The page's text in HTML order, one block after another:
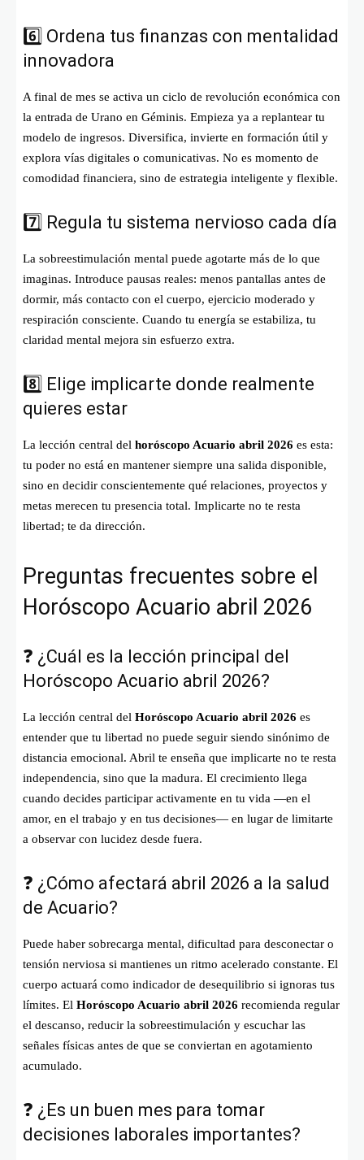
6️⃣ Ordena tus finanzas con mentalidad
innovadora
A final de mes se activa un ciclo de revolución económica con
la entrada de Urano en Géminis. Empieza ya a replantear tu
modelo de ingresos. Diversifica, invierte en formación útil y
explora vías digitales o comunicativas. No es momento de
comodidad financiera, sino de estrategia inteligente y flexible.
7️⃣ Regula tu sistema nervioso cada día
La sobreestimulación mental puede agotarte más de lo que
imaginas. Introduce pausas reales: menos pantallas antes de
dormir, más contacto con el cuerpo, ejercicio moderado y
respiración consciente. Cuando tu energía se estabiliza, tu
claridad mental mejora sin esfuerzo extra.
8️⃣ Elige implicarte donde realmente
quieres estar
La lección central del horóscopo Acuario abril 2026 es esta:
tu poder no está en mantener siempre una salida disponible,
sino en decidir conscientemente qué relaciones, proyectos y
metas merecen tu presencia total. Implicarte no te resta
libertad; te da dirección.
Preguntas frecuentes sobre el
Horóscopo Acuario abril 2026
❓ ¿Cuál es la lección principal del
Horóscopo Acuario abril 2026?
La lección central del Horóscopo Acuario abril 2026 es
entender que tu libertad no puede seguir siendo sinónimo de
distancia emocional. Abril te enseña que implicarte no te resta
independencia, sino que la madura. El crecimiento llega
cuando decides participar activamente en tu vida —en el
amor, en el trabajo y en tus decisiones— en lugar de limitarte
a observar con lucidez desde fuera.
❓ ¿Cómo afectará abril 2026 a la salud
de Acuario?
Puede haber sobrecarga mental, dificultad para desconectar o
tensión nerviosa si mantienes un ritmo acelerado constante. El
cuerpo actuará como indicador de desequilibrio si ignoras tus
límites. El Horóscopo Acuario abril 2026 recomienda regular
el descanso, reducir la sobreestimulación y escuchar las
señales físicas antes de que se conviertan en agotamiento
acumulado.
❓ ¿Es un buen mes para tomar
decisiones laborales importantes?